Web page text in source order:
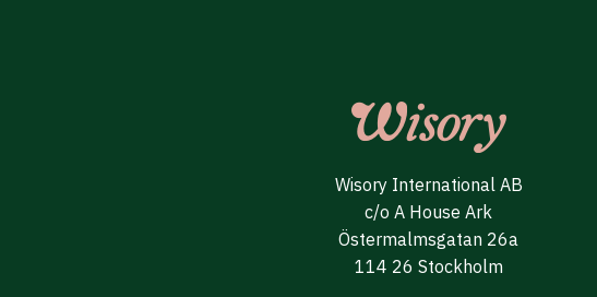
Wisory International AB
c/o A House Ark
Östermalmsgatan 26a
114 26 Stockholm